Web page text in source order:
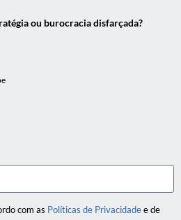
ou burocracia disfarçada?
com as Políticas de Privacidadee de